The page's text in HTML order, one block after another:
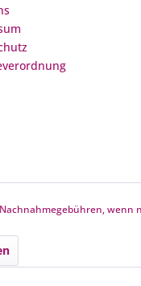
wenn